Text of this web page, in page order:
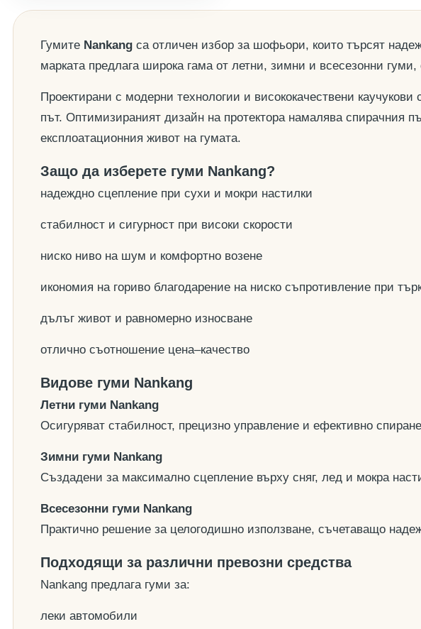
Гумите Nankang са отличен избор за шофьори, които търсят
марката предлага широка гама от летни, зимни и всесезонни
Проектирани с модерни технологии и висококачествени
път. Оптимизираният дизайн на протектора намалява спирачния
експлоатационния живот на гумата.
Защо да изберете гуми Nankang?
надеждно сцепление при сухи и мокри настилки
стабилност и сигурност при високи скорости
ниско ниво на шум и комфортно возене
икономия на гориво благодарение на ниско съпротивление при
дълъг живот и равномерно износване
отлично съотношение цена–качество
Видове гуми Nankang
Летни гуми Nankang
Осигуряват стабилност, прецизно управление и ефективно
Зимни гуми Nankang
Създадени за максимално сцепление върху сняг, лед и мокра
Всесезонни гуми Nankang
Практично решение за целогодишно използване, съчетаващо
Подходящи за различни превозни средства
Nankang предлага гуми за:
леки автомобили